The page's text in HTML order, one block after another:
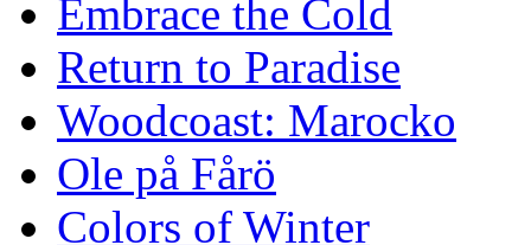
Embrace the Cold
Return to Paradise
Woodcoast: Marocko
Ole på Fårö
Colors of Winter